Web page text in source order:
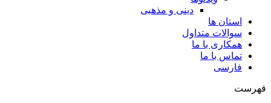
دینی و مذهبی
استان ها
سوالات متداول
همکاری با ما
تماس با ما
فارسی
فهرست